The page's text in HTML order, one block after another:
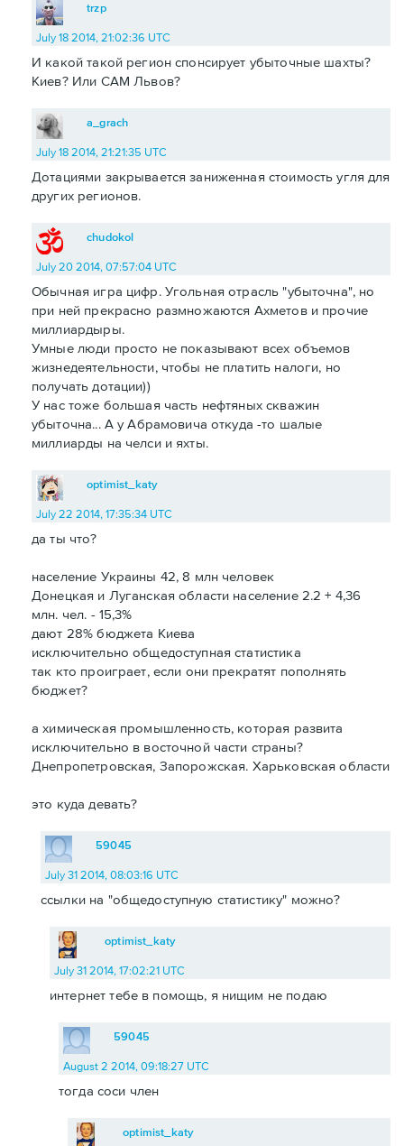
trzp
July 18 2014, 21:02:36 UTC
И какой такой регион спонсирует убыточные шахты?
Киев? Или САМ Львов?
a_grach
July 18 2014, 21:21:35 UTC
Дотациями закрывается заниженная стоимость угля для
других регионов.
chudokol
July 20 2014, 07:57:04 UTC
Обычная игра цифр. Угольная отрасль "убыточна", но
при ней прекрасно размножаются Ахметов и прочие
миллиардыры.
Умные люди просто не показывают всех объемов
жизнедеятельности, чтобы не платить налоги, но
получать дотации))
У нас тоже большая часть нефтяных скважин
убыточна... А у Абрамовича откуда -то шалые
миллиарды на челси и яхты.
optimist_katy
July 22 2014, 17:35:34 UTC
да ты что?
население Украины 42, 8 млн человек
Донецкая и Луганская области население 2.2 + 4,36
млн. чел. - 15,3%
дают 28% бюджета Киева
исключительно общедоступная статистика
так кто проиграет, если они прекратят пополнять
бюджет?
а химическая промышленность, которая развита
исключительно в восточной части страны?
Днепропетровская, Запорожская. Харьковская области
это куда девать?
59045
July 31 2014, 08:03:16 UTC
ссылки на "общедоступную статистику" можно?
optimist_katy
July 31 2014, 17:02:21 UTC
интернет тебе в помощь, я нищим не подаю
59045
August 2 2014, 09:18:27 UTC
тогда соси член
optimist_katy